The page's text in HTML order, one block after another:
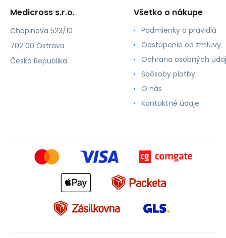
Medicross s.r.o.
Chopinova 523/10
702 00 Ostrava
Česká Republika
Všetko o nákupe
Podmienky a pravidlá
Odstúpenie od zmluvy
Ochrana osobných
Spôsoby platby
O nás
Kontaktné údaje